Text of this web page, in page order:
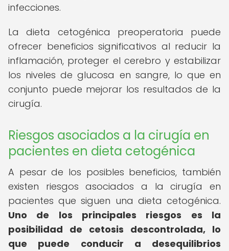
infecciones.
La dieta cetogénica preoperatoria puede
ofrecer beneficios significativos al reducir la
inflamación, proteger el cerebro y estabilizar
los niveles de glucosa en sangre, lo que en
conjunto puede mejorar los resultados de la
cirugía.
Riesgos asociados a la cirugía en
pacientes en dieta cetogénica
A pesar de los posibles beneficios, también
existen riesgos asociados a la cirugía en
pacientes que siguen una dieta cetogénica.
Uno de los principales riesgos es la
posibilidad de cetosis descontrolada, lo
que puede conducir a desequilibrios